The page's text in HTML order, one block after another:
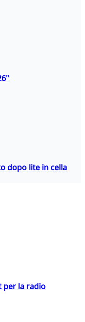
dopo lite in cella
per la radio